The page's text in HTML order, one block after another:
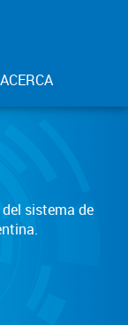
ACERCA
sistema de